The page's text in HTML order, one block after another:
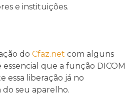
e instituições.
do Cfaz.net com alguns
essencial que a função DICOM
essa liberação já no
seu aparelho.